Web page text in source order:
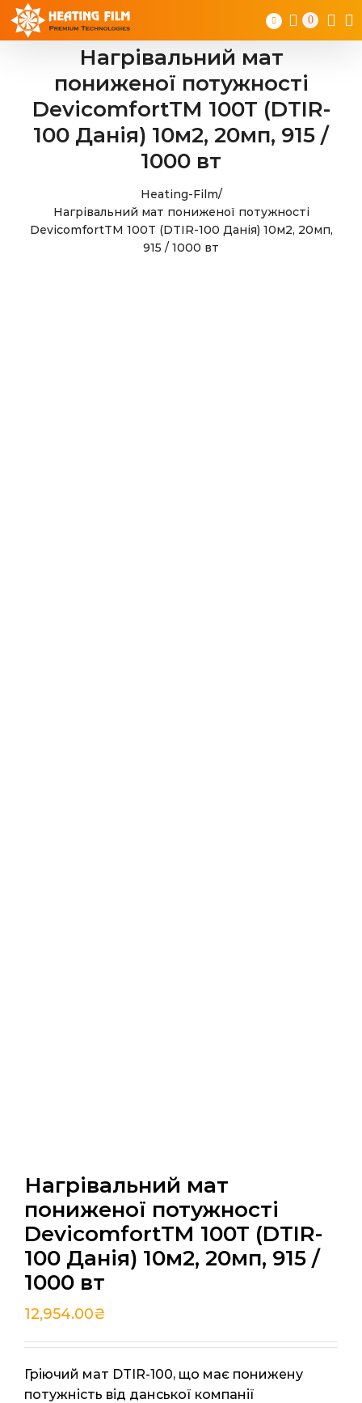
Skip
0
Нагрівальний мат
пониженої потужності
DevicomfortTM 100T (DTIR-
100 Данія) 10м2, 20мп, 915 /
1000 вт
Heating-Film/
Нагрівальний мат пониженої потужності
DevicomfortTM 100T (DTIR-100 Данія) 10м2, 20мп,
915 / 1000 вт
Нагрівальний мат
пониженої потужності
DevicomfortTM 100T (DTIR-
100 Данія) 10м2, 20мп, 915 /
1000 вт
12,954.00₴
Гріючий мат DTIR-100, що має понижену
потужність від данської компанії